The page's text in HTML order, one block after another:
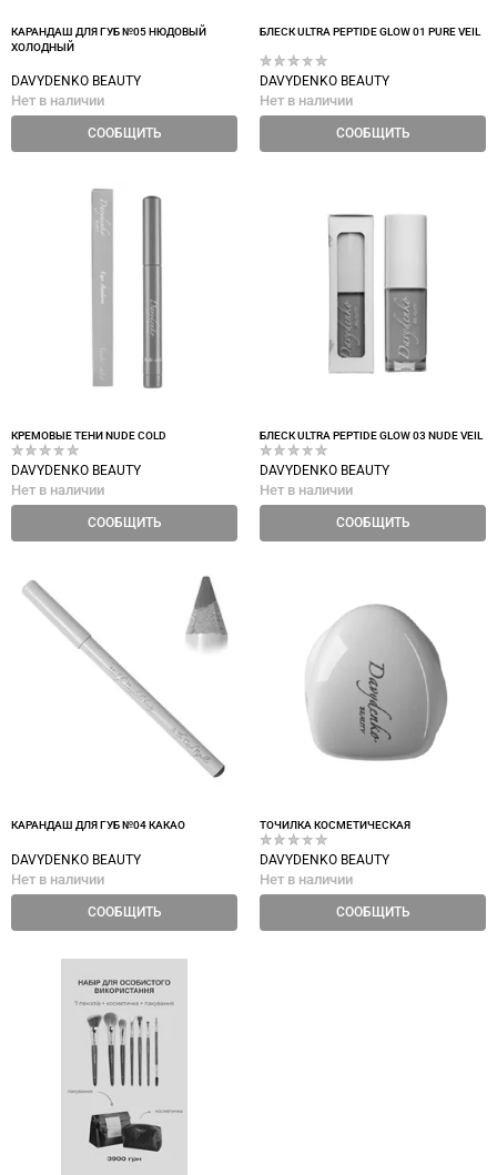
КАРАНДАШ ДЛЯ ГУБ №05 НЮДОВЫЙ
ХОЛОДНЫЙ
DAVYDENKO BEAUTY
Нет в наличии
СООБЩИТЬ
БЛЕСК ULTRA PEPTIDE GLOW 01 PURE VEIL
DAVYDENKO BEAUTY
Нет в наличии
СООБЩИТЬ
КРЕМОВЫЕ ТЕНИ NUDE COLD
DAVYDENKO BEAUTY
Нет в наличии
СООБЩИТЬ
БЛЕСК ULTRA PEPTIDE GLOW 03 NUDE VEIL
DAVYDENKO BEAUTY
Нет в наличии
СООБЩИТЬ
КАРАНДАШ ДЛЯ ГУБ №04 КАКАО
DAVYDENKO BEAUTY
Нет в наличии
СООБЩИТЬ
ТОЧИЛКА КОСМЕТИЧЕСКАЯ
DAVYDENKO BEAUTY
Нет в наличии
СООБЩИТЬ